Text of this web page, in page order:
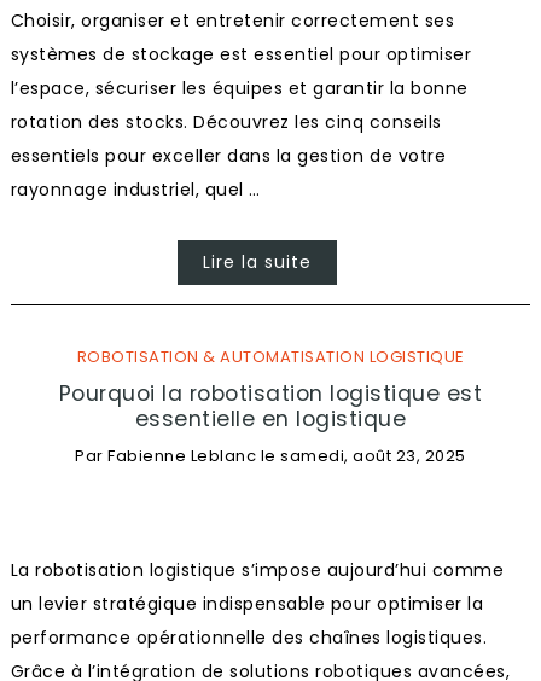
Choisir, organiser et entretenir correctement ses
systèmes de stockage est essentiel pour optimiser
l’espace, sécuriser les équipes et garantir la bonne
rotation des stocks. Découvrez les cinq conseils
essentiels pour exceller dans la gestion de votre
rayonnage industriel, quel …
Lire la suite
ROBOTISATION & AUTOMATISATION LOGISTIQUE
Pourquoi la robotisation logistique est
essentielle en logistique
ParFabienne Leblanc lesamedi, août 23, 2025
La robotisation logistique s’impose aujourd’hui comme
un levier stratégique indispensable pour optimiser la
performance opérationnelle des chaînes logistiques.
Grâce à l’intégration de solutions robotiques avancées,